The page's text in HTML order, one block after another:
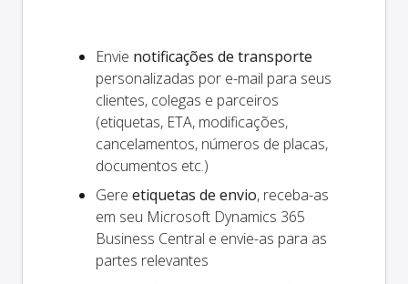
Envie notificações de transporte
personalizadas por e-mail para seus
clientes, colegas e parceiros
(etiquetas, ETA, modificações,
cancelamentos, números de placas,
documentos etc.)
Gere etiquetas de envio, receba-as
em seu Microsoft Dynamics 365
Business Central e envie-as para as
partes relevantes